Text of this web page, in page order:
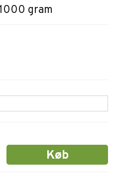
gram
Køb